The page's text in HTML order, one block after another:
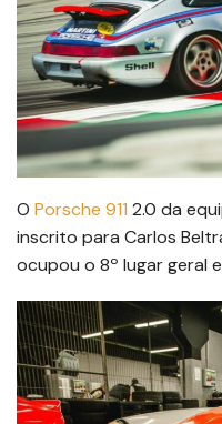
O Porsche 911 2.0 da
inscrito para Carlos
ocupou o 8º lugar geral